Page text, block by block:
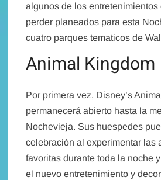
algunos de los
perder planeados para esta
cuatro parques tematicos de
Animal Kingdom
Por primera vez, Disney’s
permanecerá abierto hasta la
Nochevieja. Sus huespedes
celebración al experimentar las
favoritas durante toda la noche
el nuevo entretenimiento y